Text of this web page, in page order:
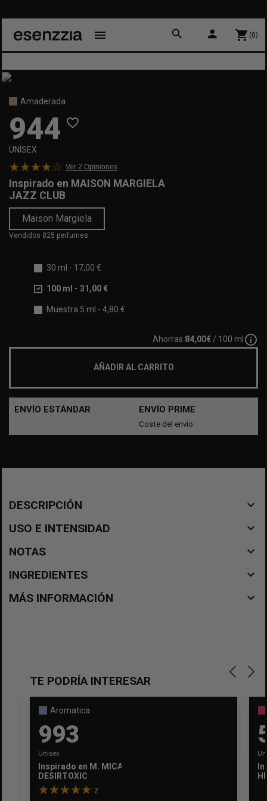
menu search person shopping_cart (0)
Amaderada
944 favorite_border
UNISEX
Ver 2 Opiniones
Inspirado en MAISON MARGIELA
JAZZ CLUB
Maison Margiela
Vendidos 825 perfumes
30 ml - 17,00 €
100 ml - 31,00 €
Muestra 5 ml - 4,80 €
Ahorras 84,00€/ 100 ml info_outline
AÑADIR AL CARRITO
ENVÍO ESTÁNDAR ENVÍO PRIME
Coste del envío:
DESCRIPCIÓN navigate_before
USO E INTENSIDAD navigate_before
NOTAS navigate_before
INGREDIENTES navigate_before
MÁS INFORMACIÓN navigate_before
TE PODRÍA INTERESAR
Aromatica
993
Unisex
Inspirado en M. MICALLEF
DESIRTOXIC
2